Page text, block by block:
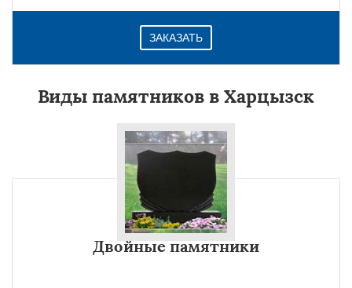
ЗАКАЗАТЬ
Виды памятников в Харцызск
Двойные памятники